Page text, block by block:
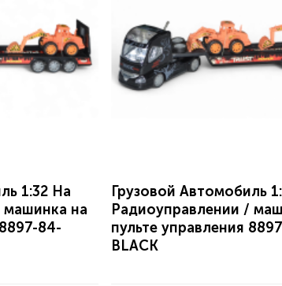
1:32 На
машинка на
84-
Грузовой Автомобиль
Радиоуправлении /
пульте управления
BLACK